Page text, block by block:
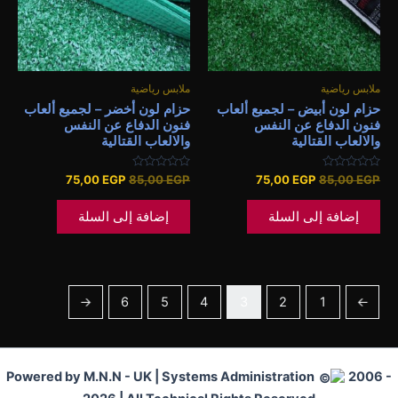
ملابس رياضية
حزام لون أبيض – لجميع ألعاب
فنون الدفاع عن النفس
والالعاب القتالية
تم
التقييم
0
85,00EGP
75,00EGP
إضافة إلى السلة
ملابس رياضية
حزام لون أخضر – لجميع ألعاب
فنون الدفاع عن النفس
والالعاب القتالية
تم
التقييم
0
85,00EGP
75,00EGP
إضافة إلى السلة
→
1
2
4
5
6
←
Powered by M.N.N - UK | Systems Administration
2006 -